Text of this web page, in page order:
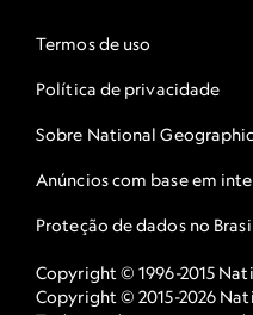
Termos de uso
Política de privacidade
Sobre National Geographic
Anúncios com base em
Proteção de dados no
Copyright © 1996-2015
Copyright © 2015-2026